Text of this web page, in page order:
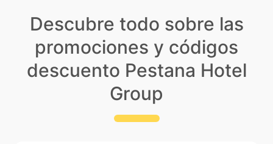
Descubre todo sobre las
promociones y códigos
descuento Pestana Hotel
Group